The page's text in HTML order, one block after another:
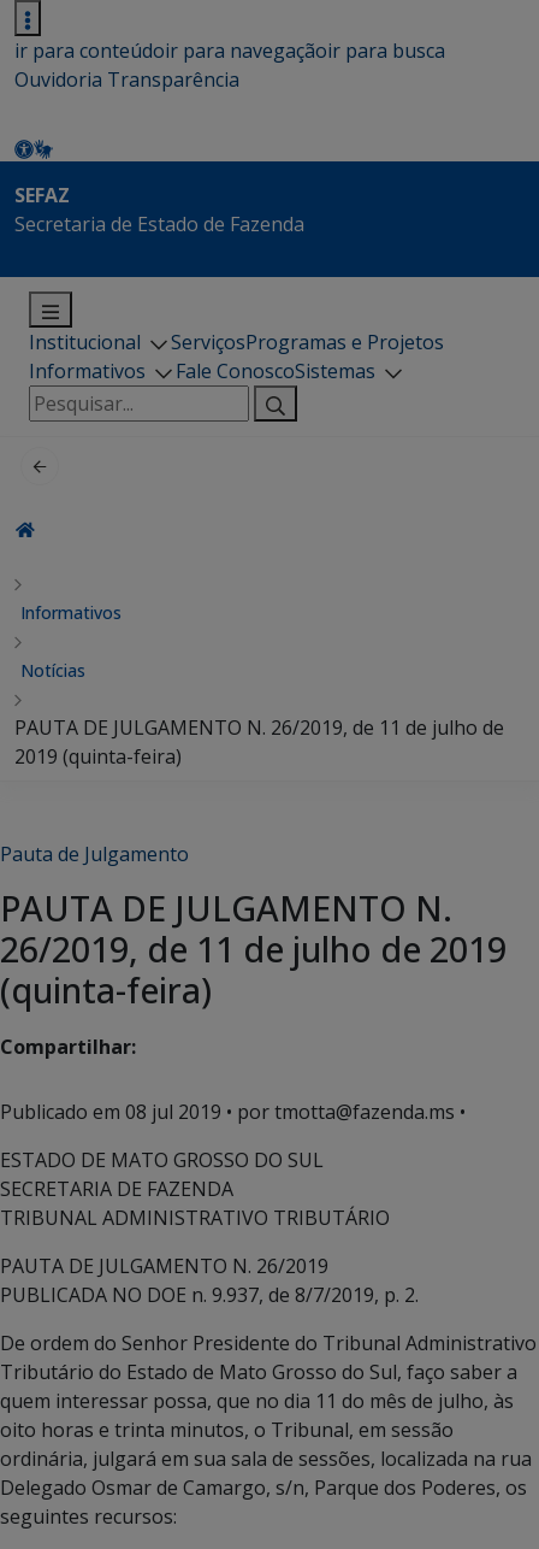
ir para conteúdoir para navegaçãoir para busca
Ouvidoria Transparência
SEFAZ
Secretaria de Estado de Fazenda
Institucional ServiçosProgramas e Projetos
Informativos
Fale ConoscoSistemas
Pesquisar
por:
Informativos
Notícias
PAUTA DE JULGAMENTO N. 26/2019, de 11 de julho de
2019 (quinta-feira)
Pauta de Julgamento
PAUTA DE JULGAMENTO N.
26/2019, de 11 de julho de 2019
(quinta-feira)
Compartilhar:
Publicado em 08 jul 2019 • por tmotta@fazenda.ms •
ESTADO DE MATO GROSSO DO SUL
SECRETARIA DE FAZENDA
TRIBUNAL ADMINISTRATIVO TRIBUTÁRIO
PAUTA DE JULGAMENTO N. 26/2019
PUBLICADA NO DOE n. 9.937, de 8/7/2019, p. 2.
De ordem do Senhor Presidente do Tribunal Administrativo
Tributário do Estado de Mato Grosso do Sul, faço saber a
quem interessar possa, que no dia 11 do mês de julho, às
oito horas e trinta minutos, o Tribunal, em sessão
ordinária, julgará em sua sala de sessões, localizada na rua
Delegado Osmar de Camargo, s/n, Parque dos Poderes, os
seguintes recursos: